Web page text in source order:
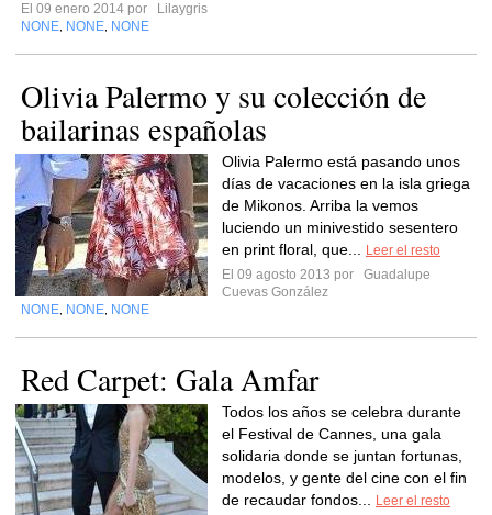
El 09 enero 2014 por
Lilaygris
NONE NONE NONE
Olivia Palermo y su colección de
bailarinas españolas
Olivia Palermo está pasando unos
días de vacaciones en la isla griega
de Mikonos. Arriba la vemos
luciendo un minivestido sesentero
en print floral, que...
Leer el resto
El 09 agosto 2013 por
Guadalupe
Cuevas González
NONE NONE NONE
Red Carpet: Gala Amfar
Todos los años se celebra durante
el Festival de Cannes, una gala
solidaria donde se juntan fortunas,
modelos, y gente del cine con el fin
de recaudar fondos...
Leer el resto